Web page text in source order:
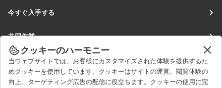
今すぐ入手する
DocSpace
Workspace
コネクター
共同作業
貢献者向け
翻訳者向け
インフルエンサー向け
ニュースを見る
ブログ
ヘルプを得る
クッキーのハーモニー
当ウェブサイトでは、お客様にカスタマイズされた体験を提供するた
めクッキーを使用しています。クッキーはサイトの運営、閲覧体験の
向上、ターゲティング広告の配信に役立ちます。クッキーの使用に完